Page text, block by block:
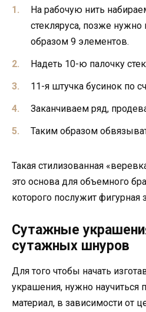
На рабочую нить
стекляруса, позже нужно
образом 9 элементов.
Надеть 10-ю палочку
11-я штучка бусинок по
Заканчиваем ряд,
Таким образом
Такая стилизованная
это основа для объемного
которого послужит фигурная
Сутажные
сутажных шнуров
Для того чтобы начать
украшения, нужно научиться
материал, в зависимости от